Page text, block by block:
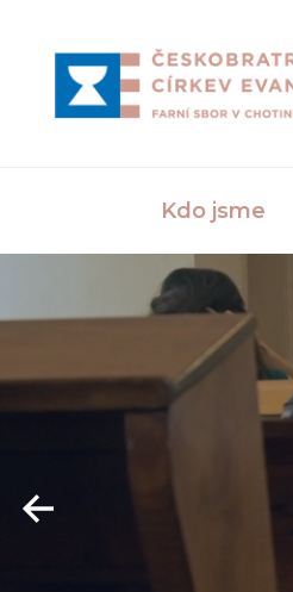
Kdo jsme